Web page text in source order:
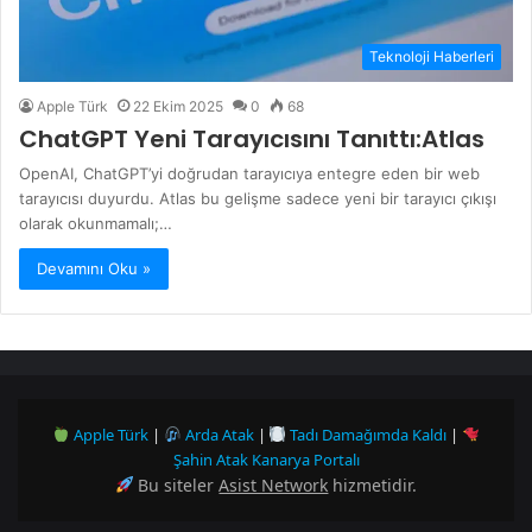
Teknoloji Haberleri
Apple Türk 22 Ekim 2025 0 68
ChatGPT Yeni Tarayıcısını Tanıttı:Atlas
OpenAI, ChatGPT’yi doğrudan tarayıcıya entegre eden bir web
tarayıcısı duyurdu. Atlas bu gelişme sadece yeni bir tarayıcı çıkışı
olarak okunmamalı;…
Devamını Oku »
Apple Türk| Arda Atak| Tadı Damağımda Kaldı |
Şahin Atak Kanarya Portalı
Bu sitelerAsist Network hizmetidir.